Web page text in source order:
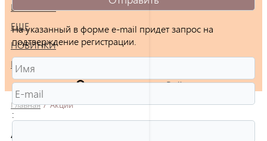
БРАСЛЕТЫ
ЕЩЕ
НОВИНКИ
РАСПРОДАЖА
Войти
Главная / Акции
Акции
На указанный в форме e-mail придет запрос на
подтверждение регистрации.
: